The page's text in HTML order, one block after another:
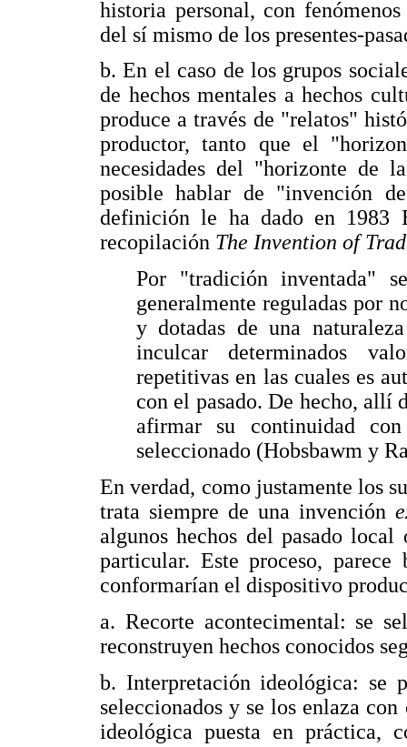
historia personal, con
del sí mismo de los presentes-
b. En el caso de los grupos
de hechos mentales a hechos
produce a través de "relatos"
productor, tanto que el
necesidades del "horizonte de
posible hablar de "invención
definición le ha dado en 1983
recopilación The Invention of
Por "tradición inventada"
generalmente reguladas por
y dotadas de una
inculcar determinados
repetitivas en las cuales es
con el pasado. De hecho, allí
afirmar su continuidad
seleccionado (Hobsbawm y
En verdad, como justamente los
trata siempre de una invención
algunos hechos del pasado
particular. Este proceso,
conformarían el dispositivo
a. Recorte acontecimental: se
reconstruyen hechos conocidos
b. Interpretación ideológica: se
seleccionados y se los enlaza
ideológica puesta en práctica,